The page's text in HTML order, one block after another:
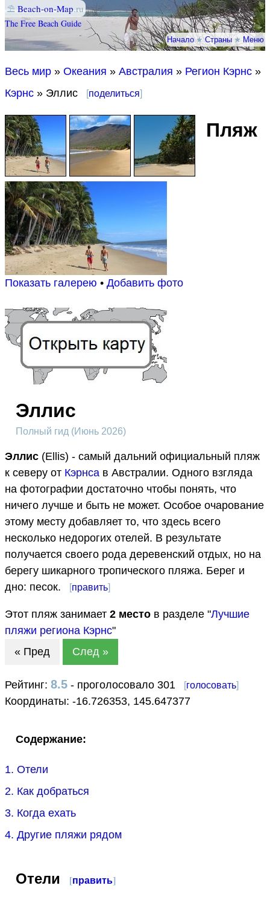
⛱ Beach-on-Map.ru
The Free Beach Guide
Начало★Страны★Меню
Весь мир » Океания » Австралия » Регион Кэрнс »
Кэрнс » Эллис [поделиться]
Показать галерею • Добавить фото
Пляж
Эллис
Полный гид (Июнь 2026)
Эллис (Ellis) - самый дальний официальный пляж
к северу от Кэрнса в Австралии. Одного взгляда
на фотографии достаточно чтобы понять, что
ничего лучше и быть не может. Особое очарование
этому месту добавляет то, что здесь всего
несколько недорогих отелей. В результате
получается своего рода деревенский отдых, но на
берегу шикарного тропического пляжа. Берег и
дно: песок.
[править]
Этот пляж занимает 2 место в разделе "Лучшие
пляжи региона Кэрнс"
« Пред
След »
Рейтинг: 8.5 - проголосовало 301 [голосовать]
Координаты: -16.726353, 145.647377
Содержание:
1. Отели
2. Как добраться
3. Когда ехать
4. Другие пляжи рядом
Отели [править]